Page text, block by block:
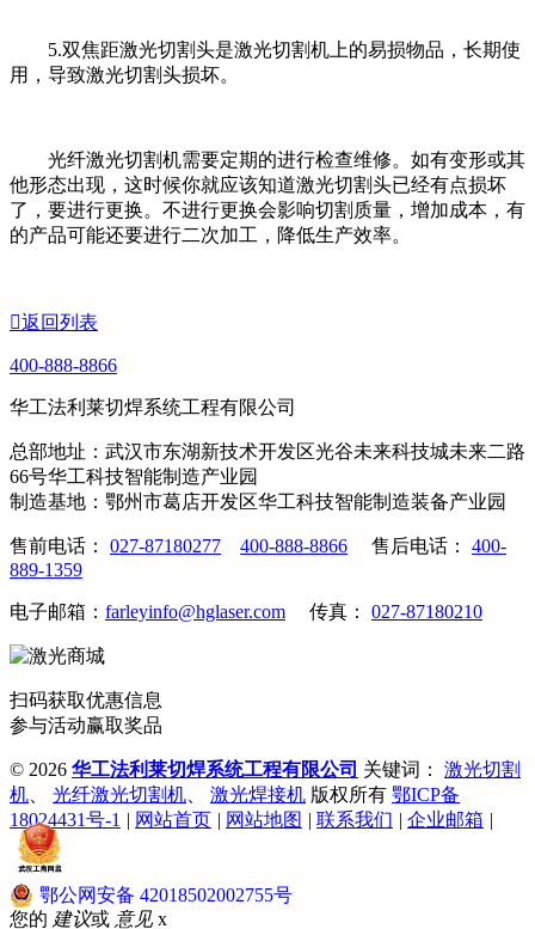
5.双焦距激光切割头是激光切割机上的易损物品，长期使
用，导致激光切割头损坏。
光纤激光切割机需要定期的进行检查维修。如有变形或其
他形态出现，这时候你就应该知道激光切割头已经有点损坏
了，要进行更换。不进行更换会影响切割质量，增加成本，有
的产品可能还要进行二次加工，降低生产效率。
返回列表
400-888-8866
华工法利莱切焊系统工程有限公司
总部地址：武汉市东湖新技术开发区光谷未来科技城未来二路
66号华工科技智能制造产业园
制造基地：鄂州市葛店开发区华工科技智能制造装备产业园
售前电话： 027-87180277 400-888-8866 售后电话： 400-
889-1359
电子邮箱： farleyinfo@hglaser.com 传真： 027-87180210
扫码获取优惠信息
参与活动赢取奖品
© 2026 华工法利莱切焊系统工程有限公司 关键词： 激光切割
机
光纤激光切割机 激光焊接机 版权所有 鄂ICP备
18024431号-1 | 网站首页 | 网站地图 | 联系我们 | 企业邮箱 |
鄂公网安备 42018502002755号
您的 建议或 意见 x